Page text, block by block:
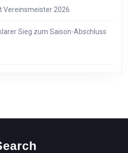
Vereinsmeister 2026
Sieg zum Saison-Abschluss